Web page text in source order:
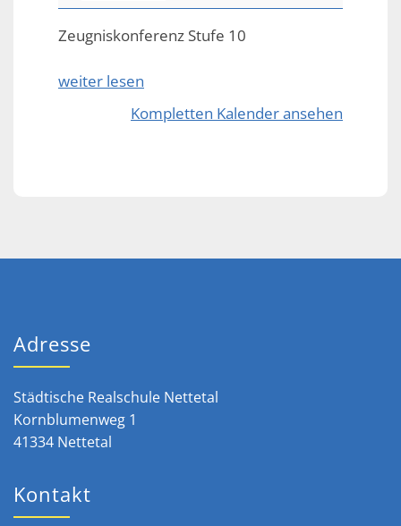
Zeugniskonferenz Stufe 10
weiter lesen
Kompletten Kalender ansehen
Adresse
Städtische Realschule Nettetal
Kornblumenweg 1
41334 Nettetal
Kontakt